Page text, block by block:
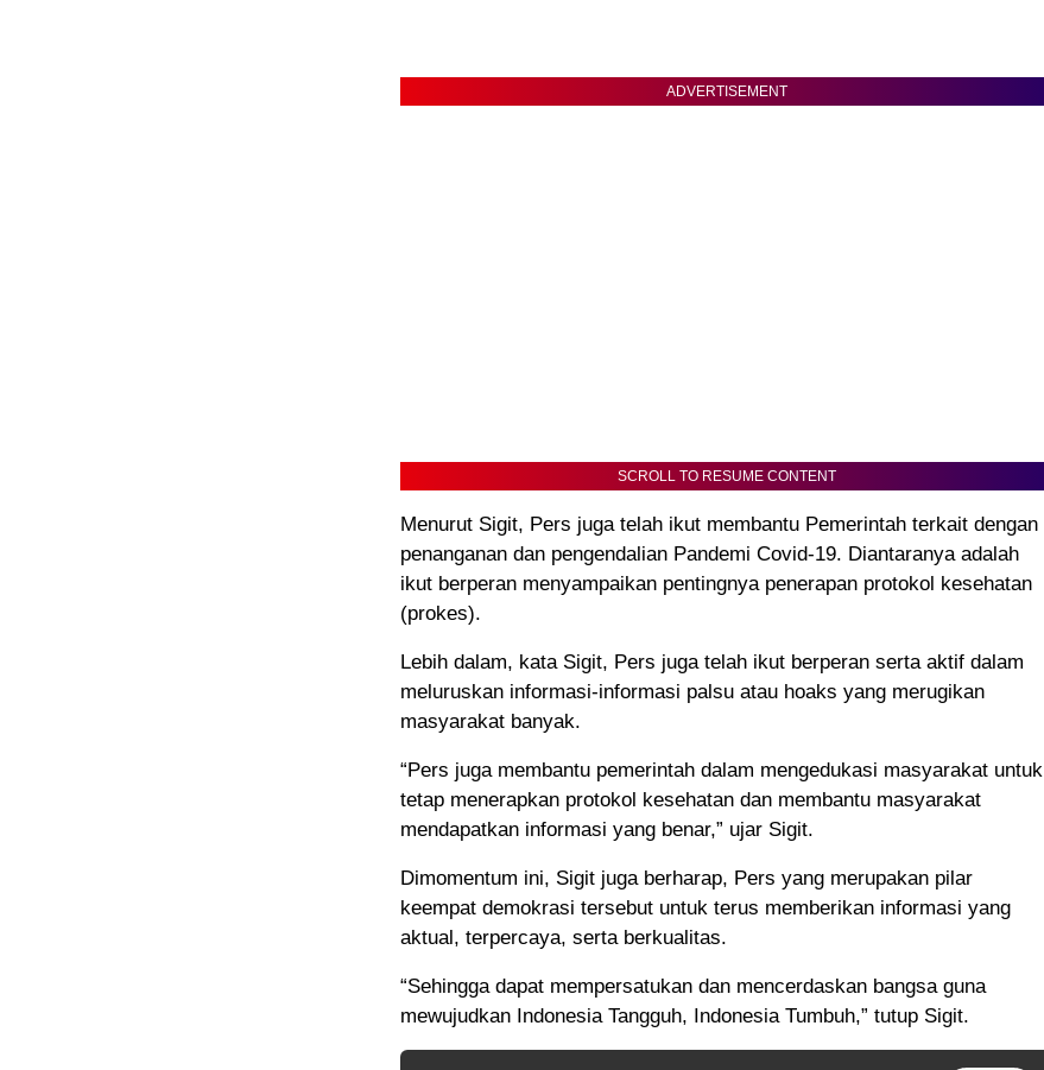
ADVERTISEMENT
SCROLL TO RESUME CONTENT
Menurut Sigit, Pers juga telah ikut membantu Pemerintah terkait dengan
penanganan dan pengendalian Pandemi Covid-19. Diantaranya adalah
ikut berperan menyampaikan pentingnya penerapan protokol kesehatan
(prokes).
Lebih dalam, kata Sigit, Pers juga telah ikut berperan serta aktif dalam
meluruskan informasi-informasi palsu atau hoaks yang merugikan
masyarakat banyak.
“Pers juga membantu pemerintah dalam mengedukasi masyarakat untuk
tetap menerapkan protokol kesehatan dan membantu masyarakat
mendapatkan informasi yang benar,” ujar Sigit.
Dimomentum ini, Sigit juga berharap, Pers yang merupakan pilar
keempat demokrasi tersebut untuk terus memberikan informasi yang
aktual, terpercaya, serta berkualitas.
“Sehingga dapat mempersatukan dan mencerdaskan bangsa guna
mewujudkan Indonesia Tangguh, Indonesia Tumbuh,” tutup Sigit.